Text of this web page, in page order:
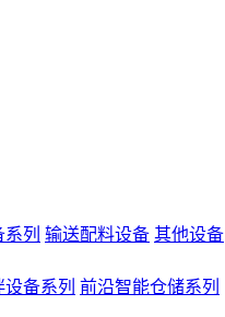
列 输送配料设备 其他设备
备系列 前沿智能仓储系列